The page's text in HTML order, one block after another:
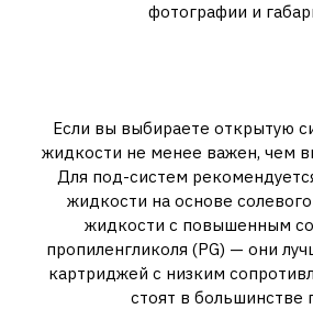
фотографии и
Если вы выбираете открытую
жидкости не менее важен, чем
Для под-систем
жидкости на основе
жидкости с повышенным
пропиленгликоля (PG) — они
картриджей с низким
стоят в большинстве